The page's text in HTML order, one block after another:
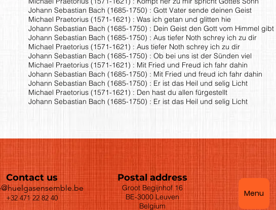
Johann Sebastian Bach (1685-1750) : Gott Vater sende deinen Geist
Michael Praetorius (1571-1621) : Was ich getan und glitten hie
Johann Sebastian Bach (1685-1750) : Dein Geist den Gott vom Himmel gibt
Johann Sebastian Bach (1685-1750) : Aus tiefer Noth schrey ich zu dir
Michael Praetorius (1571-1621) : Aus tiefer Noth schrey ich zu dir
Johann Sebastian Bach (1685-1750) : Ob bei uns ist der Sünden viel
Michael Praetorius (1571-1621) : Mit Fried und Freud ich fahr dahin
Johann Sebastian Bach (1685-1750) : Mit Fried und freud ich fahr dahin
Johann Sebastian Bach (1685-1750) : Er ist das Heil und selig Licht
Michael Praetorius (1571-1621) : Den hast du allen fürgestellt
Johann Sebastian Bach (1685-1750) : Er ist das Heil und selig Licht
Contact us
+32 471 22 82 40
Postal address
Groot Begijnhof 16
BE-3000 Leuven
Belgium
Menu